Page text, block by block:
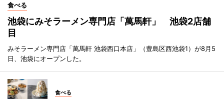
食べる
池袋にみそラーメン専門店「萬馬軒」 池袋2店舗
目
みそラーメン専門店「萬馬軒 池袋西口本店」（豊島区西池袋1）が8月5
日、池袋にオープンした。
食べる